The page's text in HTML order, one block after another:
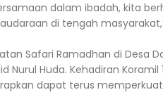
dalam ibadah, kita
di tengah
Safari Ramadhan di Desa
Nurul Huda. Kehadiran
dapat terus